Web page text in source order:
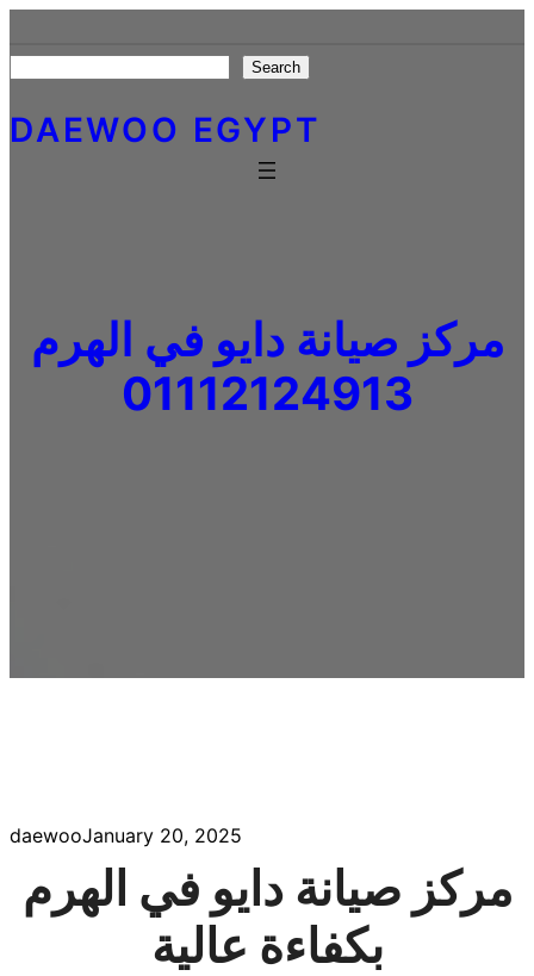
to
content
Search
DAEWOO EGYPT
مركز صيانة دايو في الهرم
01112124913
daewooJanuary 20, 2025
مركز صيانة دايو في الهرم
بكفاءة عالية